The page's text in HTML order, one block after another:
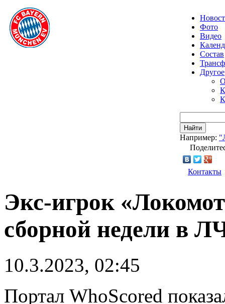
Фото
Видео
Состав
Другое
Найти
Например:
Контакты
Экс-игрок
сборной недели в
10.3.2023, 02:45
Портал WhoScored